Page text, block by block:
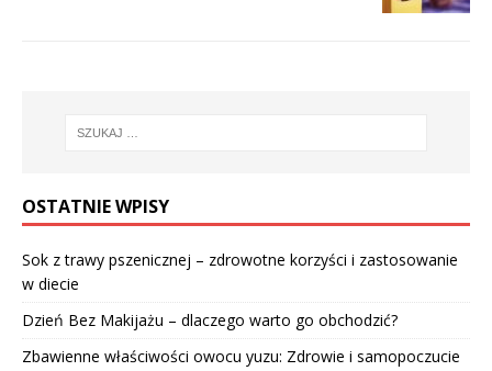
OSTATNIE WPISY
Sok z trawy pszenicznej – zdrowotne korzyści i zastosowanie
w diecie
Dzień Bez Makijażu – dlaczego warto go obchodzić?
Zbawienne właściwości owocu yuzu: Zdrowie i samopoczucie